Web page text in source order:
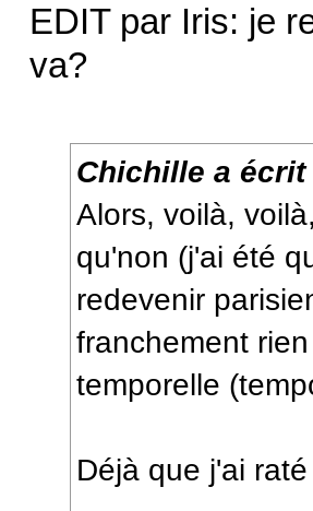
EDIT par Iris: je
va?
Chichille a écrit
Alors, voilà,
qu'non (j'ai été
redevenir
franchement
temporelle
Déjà que j'ai